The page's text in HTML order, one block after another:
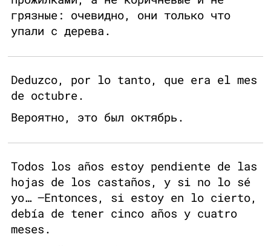
грязные: очевидно, они только что
упали с дерева.
Deduzco, por lo tanto, que era el mes
de octubre.
Вероятно, это был октябрь.
Todos los años estoy pendiente de las
hojas de los castaños, y si no lo sé
yo… —Entonces, si estoy en lo cierto,
debía de tener cinco años y cuatro
meses.